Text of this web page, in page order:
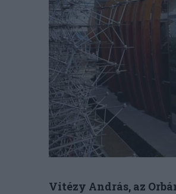
Vitézy András, az